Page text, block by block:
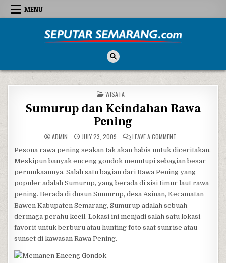
Skip to content
MENU
POSTED IN
WISATA
Sumurup dan Keindahan Rawa
Pening
ADMIN JULY 23, 2009 LEAVE A COMMENT
Pesona rawa pening seakan tak akan habis untuk diceritakan.
Meskipun banyak enceng gondok menutupi sebagian besar
permukaannya. Salah satu bagian dari Rawa Pening yang
populer adalah Sumurup, yang berada di sisi timur laut rawa
pening. Berada di dusun Sumurup, desa Asinan, Kecamatan
Bawen Kabupaten Semarang, Sumurup adalah sebuah
dermaga perahu kecil. Lokasi ini menjadi salah satu lokasi
favorit untuk berburu atau hunting foto saat sunrise atau
sunset di kawasan Rawa Pening.